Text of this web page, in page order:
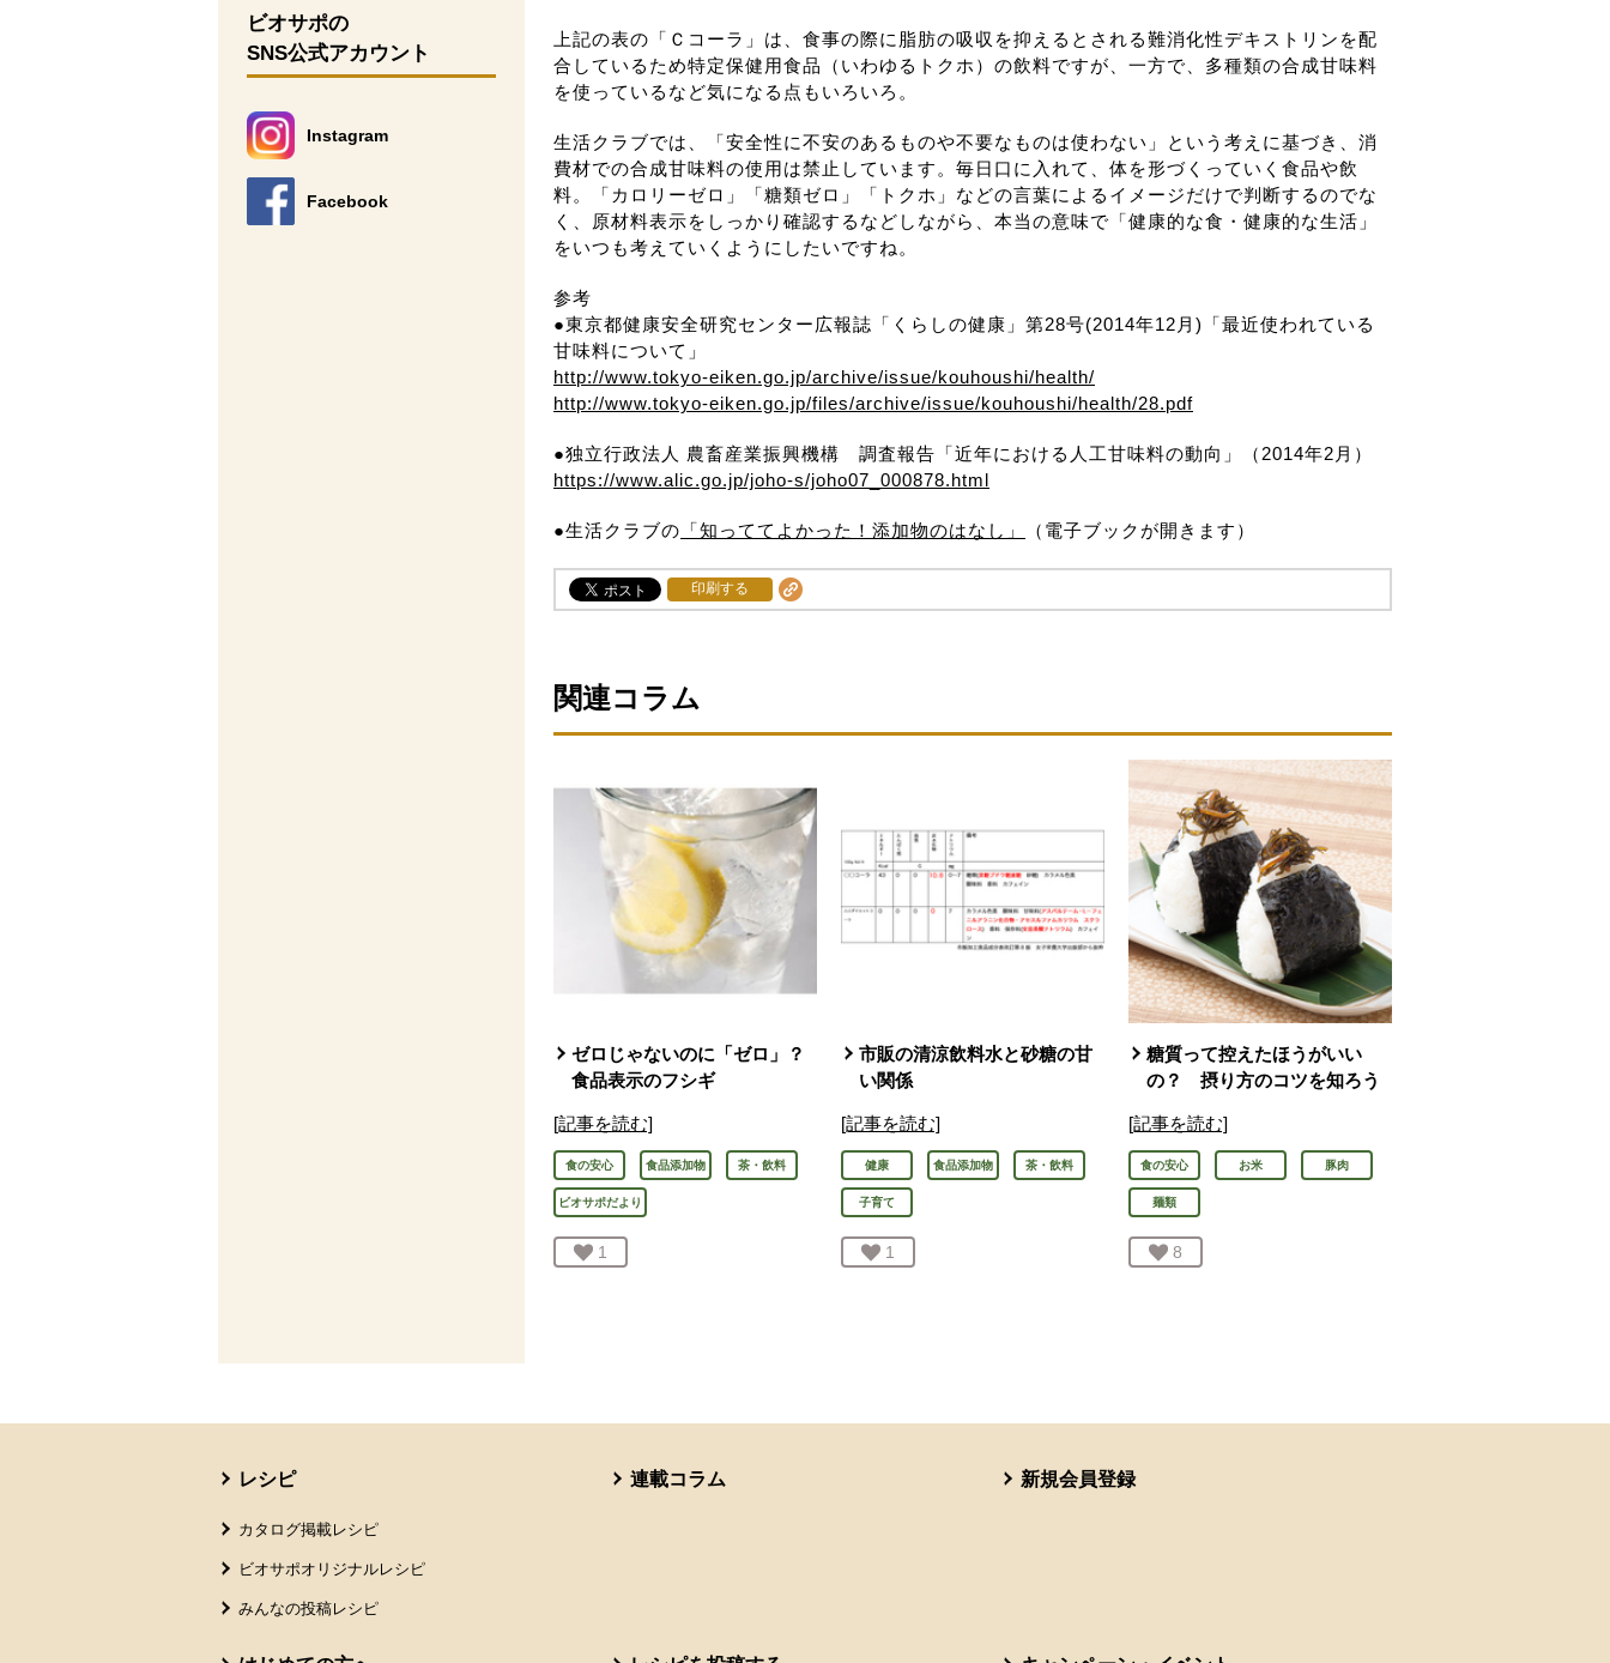
ビオサポの
SNS公式アカウント
Instagram
別のウィンドウで開きます。
Facebook
別のウィンドウで開きます。
上記の表の「Ｃコーラ」は、食事の際に脂肪の吸収を抑えるとされる難消化性デキストリンを配
合しているため特定保健用食品（いわゆるトクホ）の飲料ですが、一方で、多種類の合成甘味料
を使っているなど気になる点もいろいろ。
生活クラブでは、「安全性に不安のあるものや不要なものは使わない」という考えに基づき、消
費材での合成甘味料の使用は禁止しています。毎日口に入れて、体を形づくっていく食品や飲
料。「カロリーゼロ」「糖類ゼロ」「トクホ」などの言葉によるイメージだけで判断するのでな
く、原材料表示をしっかり確認するなどしながら、本当の意味で「健康的な食・健康的な生活」
をいつも考えていくようにしたいですね。
参考
●東京都健康安全研究センター広報誌「くらしの健康」第28号(2014年12月)「最近使われている
甘味料について」
http://www.tokyo-eiken.go.jp/archive/issue/kouhoushi/health/
http://www.tokyo-eiken.go.jp/files/archive/issue/kouhoushi/health/28.pdf
●独立行政法人 農畜産業振興機構 調査報告「近年における人工甘味料の動向」（2014年2月）
https://www.alic.go.jp/joho-s/joho07_000878.html
●生活クラブの 「知っててよかった！添加物のはなし」 （電子ブックが開きます）
印刷する
関連コラム
ゼロじゃないのに「ゼロ」？
食品表示のフシギ
[記事を読む]
食の安心 食品添加物 茶・飲料
ビオサポだより
お気に入り登録：
1
市販の清涼飲料水と砂糖の甘
い関係
[記事を読む]
健康 食品添加物 茶・飲料
子育て
お気に入り登録：
1
糖質って控えたほうがいい
の？ 摂り方のコツを知ろう
[記事を読む]
食の安心 お米 豚肉
麺類
お気に入り登録：
8
レシピ
カタログ掲載レシピ
ビオサポオリジナルレシピ
みんなの投稿レシピ
連載コラム 新規会員登録